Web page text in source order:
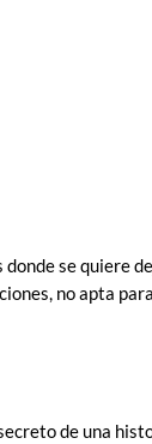
se quiere
no apta
de una